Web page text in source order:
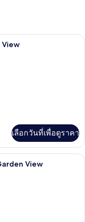
Double Room with
View
เลือกวันที่เพื่อดูราคา
View